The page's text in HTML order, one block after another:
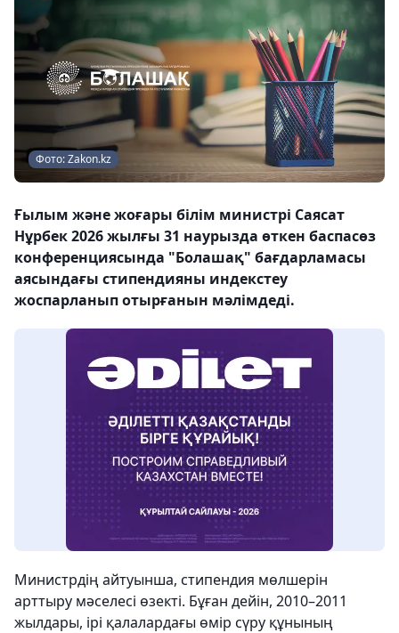
Фото: Zakon.kz
Ғылым және жоғары білім министрі Саясат
Нұрбек 2026 жылғы 31 наурызда өткен баспасөз
конференциясында "Болашақ" бағдарламасы
аясындағы стипендияны индекстеу
жоспарланып отырғанын мәлімдеді.
Министрдің айтуынша, стипендия мөлшерін
арттыру мәселесі өзекті. Бұған дейін, 2010–2011
жылдары, ірі қалалардағы өмір сүру құнының